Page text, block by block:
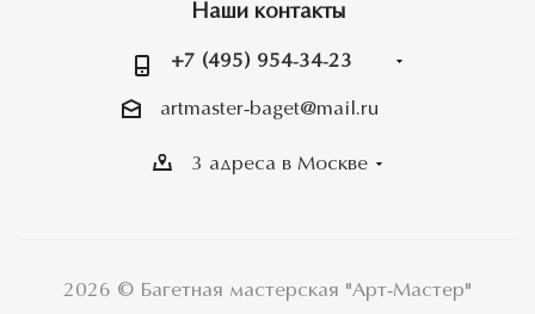
Наши контакты
+7 (495) 954-34-23
artmaster-baget@mail.ru
3 адреса в Москве
2026 © Багетная мастерская "Арт-Мастер"